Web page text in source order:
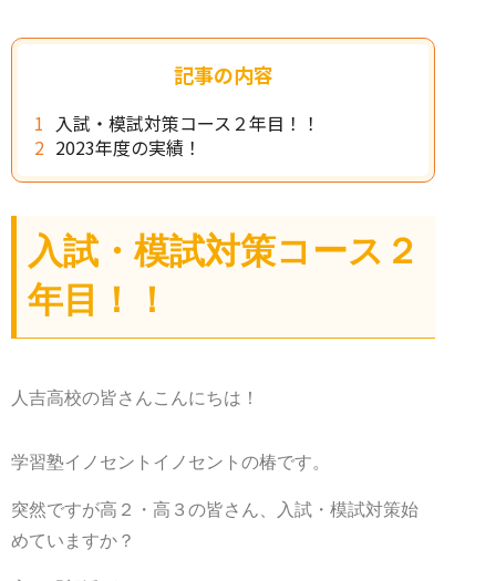
記事の内容
入試・模試対策コース２年目！！
2023年度の実績！
入試・模試対策コース２
年目！！
人吉高校の皆さんこんにちは！
学習塾イノセントイノセントの椿です。
突然ですが高２・高３の皆さん、入試・模試対策始
めていますか？